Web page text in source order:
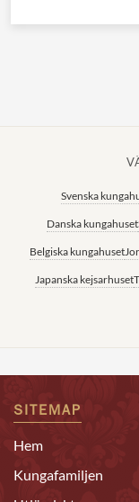
Svenska
Danska kungahuset
Belgiska kungahuset
Japanska kejsarhuset
SITEMAP
Hem
Kungafamiljen